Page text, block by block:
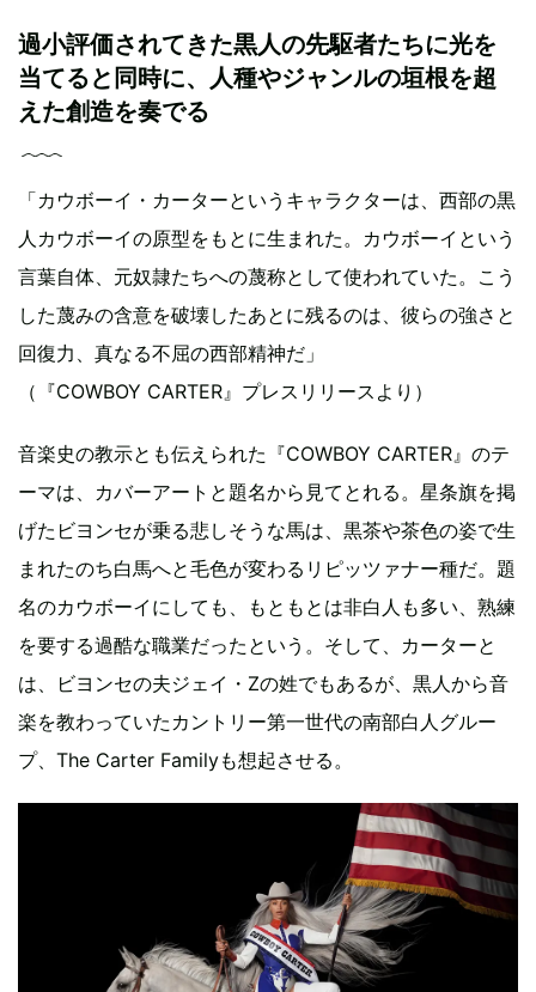
過小評価されてきた黒人の先駆者たちに光を
当てると同時に、人種やジャンルの垣根を超
えた創造を奏でる
「カウボーイ・カーターというキャラクターは、西部の黒
人カウボーイの原型をもとに生まれた。カウボーイという
言葉自体、元奴隷たちへの蔑称として使われていた。こう
した蔑みの含意を破壊したあとに残るのは、彼らの強さと
回復力、真なる不屈の西部精神だ」
（『COWBOY CARTER』プレスリリースより）
音楽史の教示とも伝えられた『COWBOY CARTER』のテ
ーマは、カバーアートと題名から見てとれる。星条旗を掲
げたビヨンセが乗る悲しそうな馬は、黒茶や茶色の姿で生
まれたのち白馬へと毛色が変わるリピッツァナー種だ。題
名のカウボーイにしても、もともとは非白人も多い、熟練
を要する過酷な職業だったという。そして、カーターと
は、ビヨンセの夫ジェイ・Zの姓でもあるが、黒人から音
楽を教わっていたカントリー第一世代の南部白人グルー
プ、The Carter Familyも想起させる。